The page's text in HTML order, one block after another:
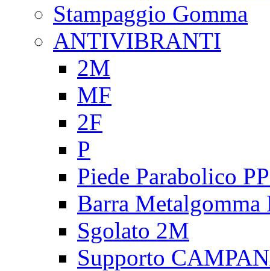
Stampaggio Gomma
ANTIVIBRANTI
2M
MF
2F
P
Piede Parabolico
Barra Metalgomma
Sgolato 2M
Supporto